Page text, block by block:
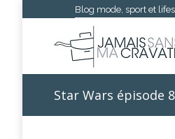
Blog mode, sport et
Star Wars épisode